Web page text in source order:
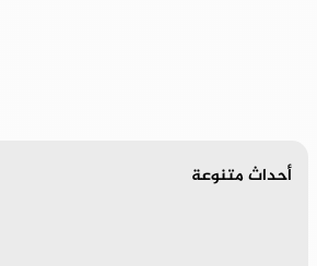
أحداث متنوعة